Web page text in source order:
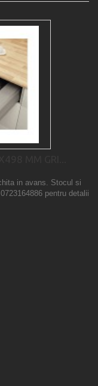
in avans. Stocul si
pentru detalii